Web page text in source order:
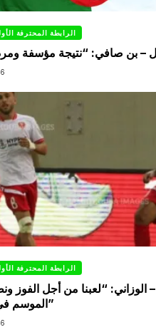
الرابطة المحترفة
الرابطة المحترفة
الوزاني: “لعبنا من أجل الفوز
الموسم في البوديوم”